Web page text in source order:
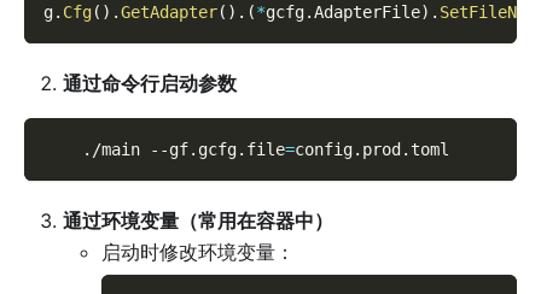
g. Cfg( ) .GetAdapter( ) . (*gcfg.AdapterFile) .
通过命令行启动参数
    ./main
--gf.gcfg.file=config.prod.toml
通过环境变量（常用在容器中）
启动时修改环境变量：